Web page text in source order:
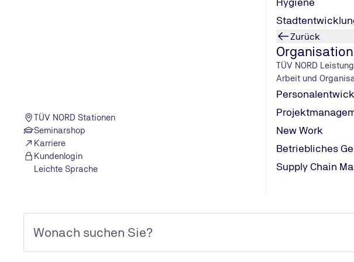
TÜV NORD Stationen
Seminarshop
Karriere
Kundenlogin
Leichte Sprache
Zurück
TÜV NORD
Arbeit und
New Work
Betriebliches
Supply Chain
#explore - Das Online-Magazin von TÜV
Dies ist ein Artikel von #explore. #explore ist eine digitale
eine Welt, die sich in rasantem Tempo wandelt. Die zunehmende
innovative Technologien und die alles umfassende Digitalisierung
und stellen Gewohntes auf den Kopf. Doch das birgt auch Gefahren und
#explore zeigt einen sicheren Weg durch die vernetzte Welt.